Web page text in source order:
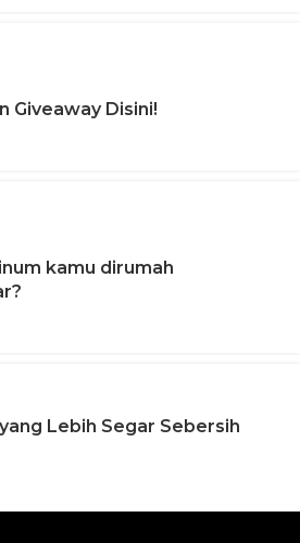
Giveaway Disini!
kamu dirumah
Lebih Segar Sebersih